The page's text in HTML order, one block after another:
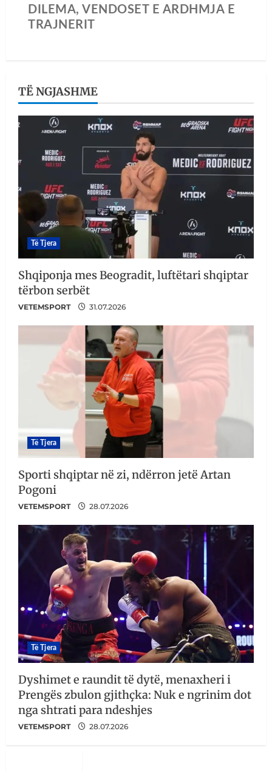
DILEMA, VENDOSET E ARDHMJA E
TRAJNERIT
TË NGJASHME
Të Tjera
Shqiponja mes Beogradit, luftëtari shqiptar
tërbon serbët
VETEMSPORT 31.07.2026
Të Tjera
Sporti shqiptar në zi, ndërron jetë Artan
Pogoni
VETEMSPORT 28.07.2026
Të Tjera
Dyshimet e raundit të dytë, menaxheri i
Prengës zbulon gjithçka: Nuk e ngrinim dot
nga shtrati para ndeshjes
VETEMSPORT 28.07.2026